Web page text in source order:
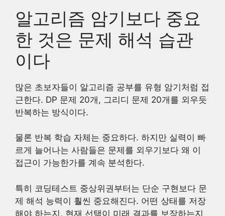
알고리즘 암기보다 중요
한 것은 문제 해석 습관
이다
많은 초보자들이 알고리즘 공부를 유형 암기처럼 접
근한다. DP 문제 20개, 그리디 문제 20개를 외우듯
반복하는 방식이다.
물론 반복 학습 자체는 중요하다. 하지만 실력이 빠
르게 늘어나는 사람들은 문제를 외우기보다 왜 이
접근이 가능한가를 계속 분석한다.
특히 코딩테스트 중상위권부터는 단순 구현보다 문
제 해석 능력이 훨씬 중요해진다. 어떤 상태를 저장
해야 하는지, 현재 선택이 미래 결과를 보장하는지